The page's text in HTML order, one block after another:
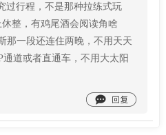
过行程，不是那种拉练式玩
整，有鸡尾酒会阅读角啥
那一段还连住两晚，不用天天
道或者直通车，不用大太阳
